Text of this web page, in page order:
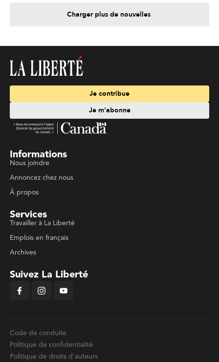
Charger plus de nouvelles
Je contribue
Je m'abonne
Informations
Nous joindre
Annoncez chez nous
À propos
Services
Travailler à La Liberté
Emplois en français
Archives
Suivez La Liberté
Code de conduite
Politique de confidentialité
Politique de droits d'auteurs